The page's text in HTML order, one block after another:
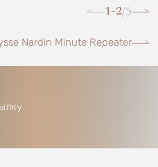
1-2/5
Nardin Minute Repeater